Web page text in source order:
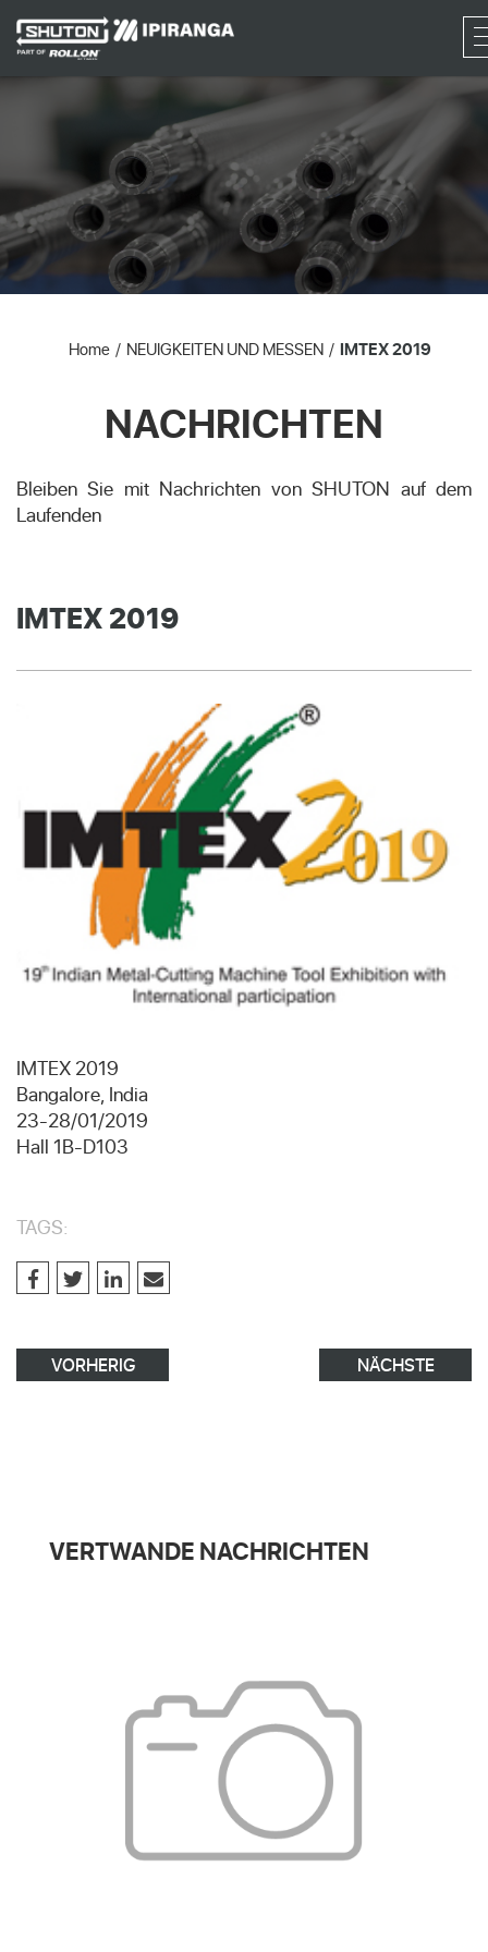
Home NEUIGKEITEN UND MESSEN IMTEX 2019
NACHRICHTEN
Bleiben Sie mit Nachrichten von SHUTON auf dem
Laufenden
IMTEX 2019
IMTEX 2019
Bangalore, India
23-28/01/2019
Hall 1B-D103
TAGS:
VORHERIG NÄCHSTE
VERTWANDE NACHRICHTEN